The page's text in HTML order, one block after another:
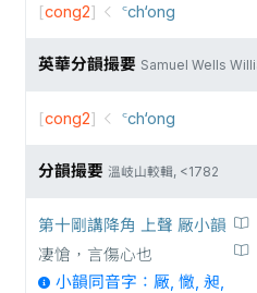
[cong2] ꜂ch‘ong
英華分韻撮要 Samuel Wells
[cong2] ꜂ch‘ong
分韻撮要 溫岐山較輯, <1782
第十剛講降角 上聲 厰小韻
凄愴，言傷心也
小韻同音字：厰, 𢠵, 昶,